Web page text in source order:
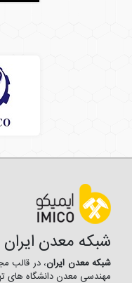
شبکه معدن
شبکه معدن ایران، در قالب
مهندسی معدن دانشگاه ­های